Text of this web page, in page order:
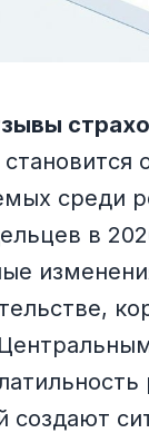
становится
среди
в
создают